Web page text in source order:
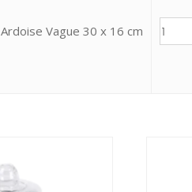
Ardoise Vague 30 x 16 cm